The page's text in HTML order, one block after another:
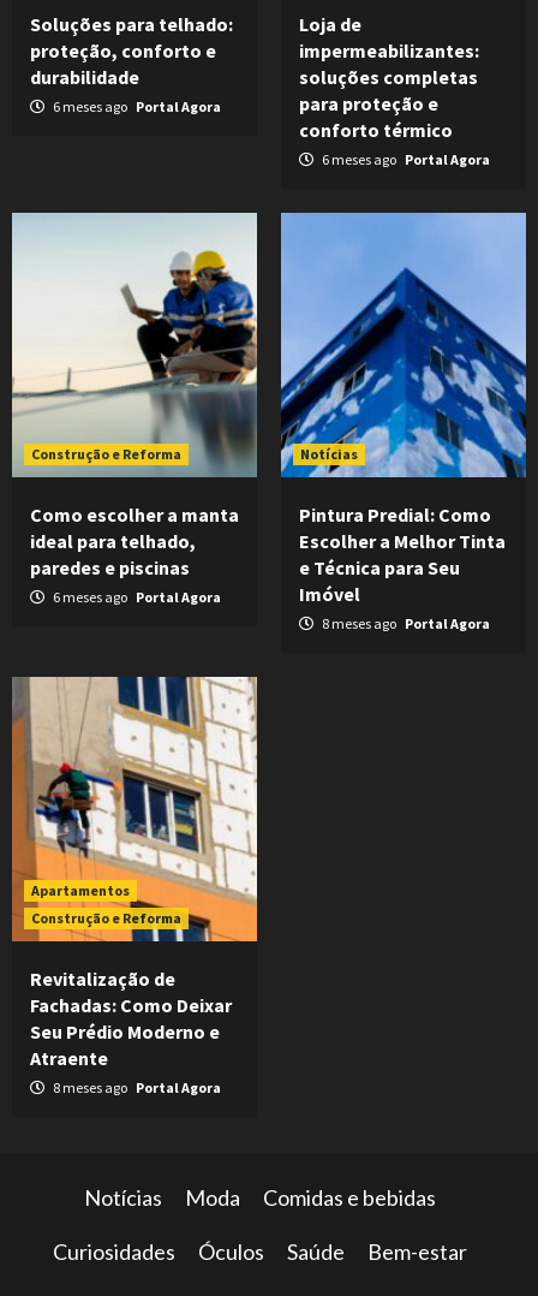
Soluções para telhado:
proteção, conforto e
durabilidade
6 meses ago Portal Agora
Loja de
impermeabilizantes:
soluções completas
para proteção e
conforto térmico
6 meses ago Portal Agora
Construção e Reforma
Como escolher a manta
ideal para telhado,
paredes e piscinas
6 meses ago Portal Agora
Notícias
Pintura Predial: Como
Escolher a Melhor Tinta
e Técnica para Seu
Imóvel
8 meses ago Portal Agora
Apartamentos
Construção e Reforma
Revitalização de
Fachadas: Como Deixar
Seu Prédio Moderno e
Atraente
8 meses ago Portal Agora
Notícias Moda Comidas e bebidas
Curiosidades Óculos Saúde Bem-estar